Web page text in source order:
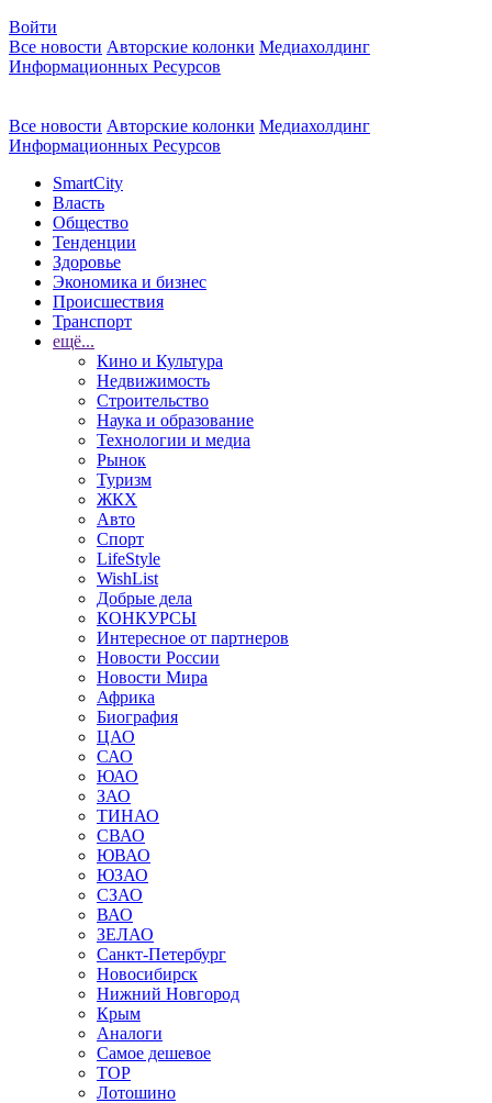
Войти
Все новости Авторские колонки Медиахолдинг
Информационных Ресурсов
Все новости Авторские колонки Медиахолдинг
Информационных Ресурсов
SmartCity
Власть
Общество
Тенденции
Здоровье
Экономика и бизнес
Происшествия
Транспорт
ещё...
Кино и Культура
Недвижимость
Строительство
Наука и образование
Технологии и медиа
Рынок
Туризм
ЖКХ
Авто
Спорт
LifeStyle
WishList
Добрые дела
КОНКУРСЫ
Интересное от партнеров
Новости России
Новости Мира
Африка
Биография
ЦАО
САО
ЮАО
ЗАО
ТИНАО
СВАО
ЮВАО
ЮЗАО
СЗАО
ВАО
ЗЕЛАО
Санкт-Петербург
Новосибирск
Нижний Новгород
Крым
Аналоги
Самое дешевое
TOP
Лотошино